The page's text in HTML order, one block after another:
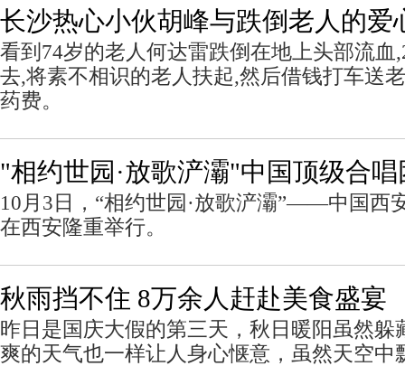
长沙热心小伙胡峰与跌倒老人的爱
看到74岁的老人何达雷跌倒在地上头部流血
去,将素不相识的老人扶起,然后借钱打车送
药费。
"相约世园·放歌浐灞"中国顶级合
10月3日，“相约世园·放歌浐灞”——中国西
在西安隆重举行。
秋雨挡不住 8万余人赶赴美食盛宴
昨日是国庆大假的第三天，秋日暖阳虽然躲
爽的天气也一样让人身心惬意，虽然天空中